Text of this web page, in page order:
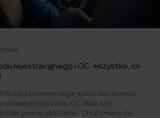
rejestracyjnego i OC: wszystko, co
roku kierowcy mogą jeździć bez dowodu
potwierdzenia polisy OC. Brak tych
pewne wątpliwości. Choć zmiany dla